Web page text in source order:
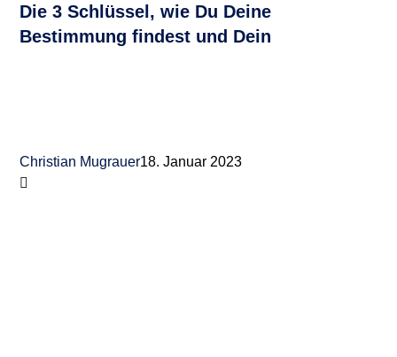
Die 3 Schlüssel, wie Du Deine
Bestimmung findest und Dein
Christian Mugrauer18. Januar 2023